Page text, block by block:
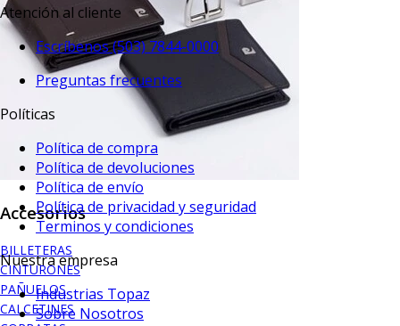
Accesorios
BILLETERAS
CINTURONES
PAÑUELOS
CALCETINES
Atención al cliente
Escríbenos (503) 7844-0000
Preguntas frecuentes
Políticas
Política de compra
Política de devoluciones
Política de envío
Política de privacidad y seguridad
Terminos y condiciones
Nuestra empresa
Industrias Topaz
Sobre Nosotros